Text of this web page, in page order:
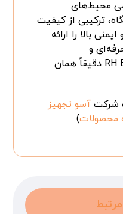
محیط‌های
ترکیبی از کیفیت
بالا را ارائه
و
مقرون‌به‌صرفه هستید، RH Basic دقیقاً همان
شرکتآسو تجهیز
محصولات)